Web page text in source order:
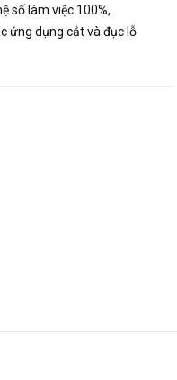
số làm việc 100%,
ứng dụng cắt và đục lỗ